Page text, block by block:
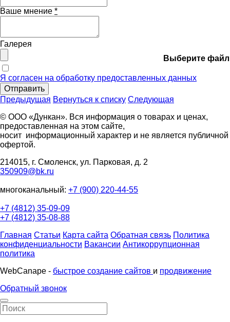
Ваше мнение *
Галерея
Выберите файл
Я согласен на обработку предоставленных данных
Отправить
Предыдущая Вернуться к списку Следующая
© ООО «Дункан». Вся информация о товарах и ценах,
предоставленная на этом сайте,
носит информационный характер и не является публичной
офертой.
214015, г. Смоленск, ул. Парковая, д. 2
350909@bk.ru
многоканальный: +7 (900) 220-44-55
+7 (4812) 35-09-09
+7 (4812) 35-08-88
Главная Статьи Карта сайта Обратная связь Политика
конфиденциальности Вакансии Антикоррупционная
политика
WebCanape - быстрое создание сайтов и продвижение
Обратный звонок